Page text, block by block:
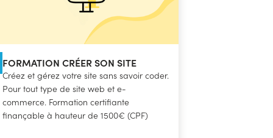
FORMATION CRÉER SON SITE
Créez et gérez votre site sans savoir coder.
Pour tout type de site web et e-
commerce. Formation certifiante
finançable à hauteur de 1500€ (CPF)